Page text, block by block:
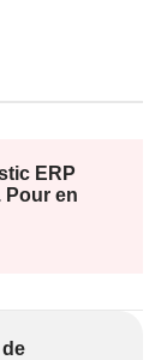
ce bien
Géorisques
ERP
Pour en